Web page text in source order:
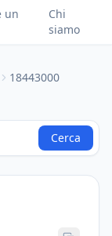
un
Chi
siamo
18443000
Cerca